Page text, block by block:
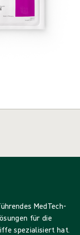
MedTech-
für die
spezialisiert hat.